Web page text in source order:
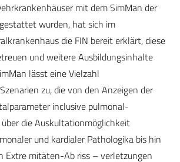
mit dem SimMan der
wurden, hat sich im
die FIN bereit erklärt, diese
und weitere Ausbildungsinhalte
lässt eine Vielzahl
zu, die von den Anzeigen der
inclusive pulmonal-
die Auskultationmöglichkeit
und kardialer Pathologika bis hin
Extre mitäten-Ab riss – verletzungen